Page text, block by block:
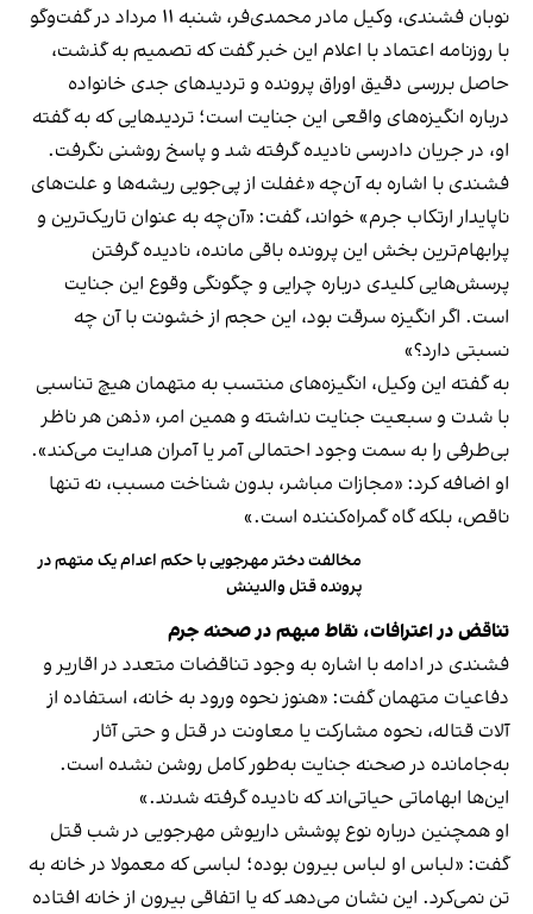
نوبان فشندی، وکیل مادر محمدی‌فر، شنبه ۱۱ مرداد در گفت‌وگو
با روزنامه اعتماد با اعلام این خبر گفت که تصمیم به گذشت،
حاصل بررسی دقیق اوراق پرونده و تردیدهای جدی خانواده
درباره انگیزه‌های واقعی این جنایت است؛ تردیدهایی که به‌ گفته
او، در جریان دادرسی نادیده گرفته شد و پاسخ روشنی نگرفت.
فشندی با اشاره به آن‌چه «غفلت از پی‌جویی ریشه‌ها و علت‌های
ناپایدار ارتکاب جرم» خواند، گفت: «آن‌چه به عنوان تاریک‌ترین و
پرابهام‌ترین بخش این پرونده باقی مانده، نادیده گرفتن
پرسش‌هایی کلیدی درباره چرایی و چگونگی وقوع این جنایت
است. اگر انگیزه سرقت بود، این حجم از خشونت با آن چه
نسبتی دارد؟»
به‌ گفته این وکیل، انگیزه‌های منتسب‌ به متهمان هیچ تناسبی
با شدت و سبعیت جنایت نداشته و همین امر، «ذهن هر ناظر
بی‌طرفی را به سمت وجود احتمالی آمر یا آمران هدایت می‌کند».
او اضافه کرد: «مجازات مباشر، بدون شناخت مسبب، نه‌ تنها
ناقص، بلکه گاه گمراه‌کننده است.»
مخالفت دختر مهرجویی با حکم اعدام یک متهم در
پرونده قتل والدینش
تناقض‌ در اعترافات، نقاط مبهم در صحنه جرم
فشندی در ادامه با اشاره به وجود تناقضات متعدد در اقاریر و
دفاعیات متهمان گفت: «هنوز نحوه ورود به خانه، استفاده از
آلات قتاله، نحوه مشارکت یا معاونت در قتل و حتی آثار
به‌جا‌مانده در صحنه جنایت به‌طور کامل روشن نشده است.
این‌ها ابهاماتی حیاتی‌اند که نادیده گرفته شدند.»
او همچنین درباره نوع پوشش داریوش مهرجویی در شب قتل
گفت: «لباس او لباس بیرون بوده؛ لباسی که معمولا در خانه به
تن نمی‌کرد. این نشان می‌دهد که یا اتفاقی بیرون از خانه افتاده